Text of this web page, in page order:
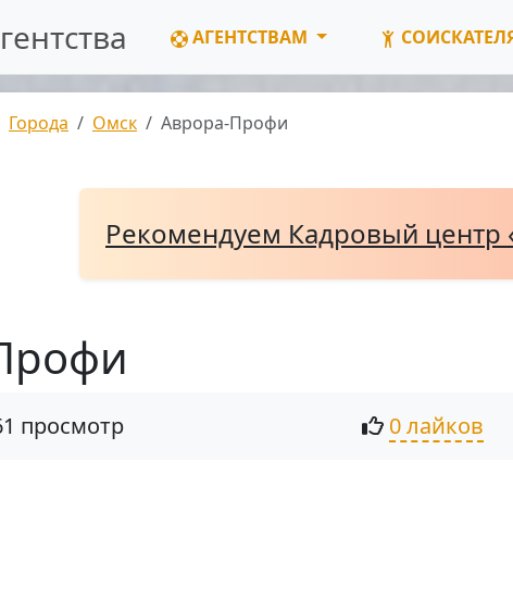
АГЕНТСТВАМ
Города Омск Аврора-Профи
Рекомендуем Кадровый центр
просмотр 0 лайков